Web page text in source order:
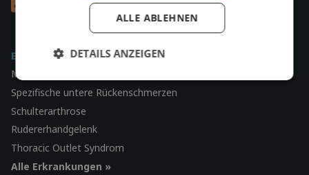
Erkrankungen
Morton-Neurom
Spezifische untere Rückenschmerzen
Schulterarthrose
Rudererhandgelenk
Thoracic Outlet Syndrom
Alle Erkrankungen »
ALLE ABLEHNEN
DETAILS ANZEIGEN